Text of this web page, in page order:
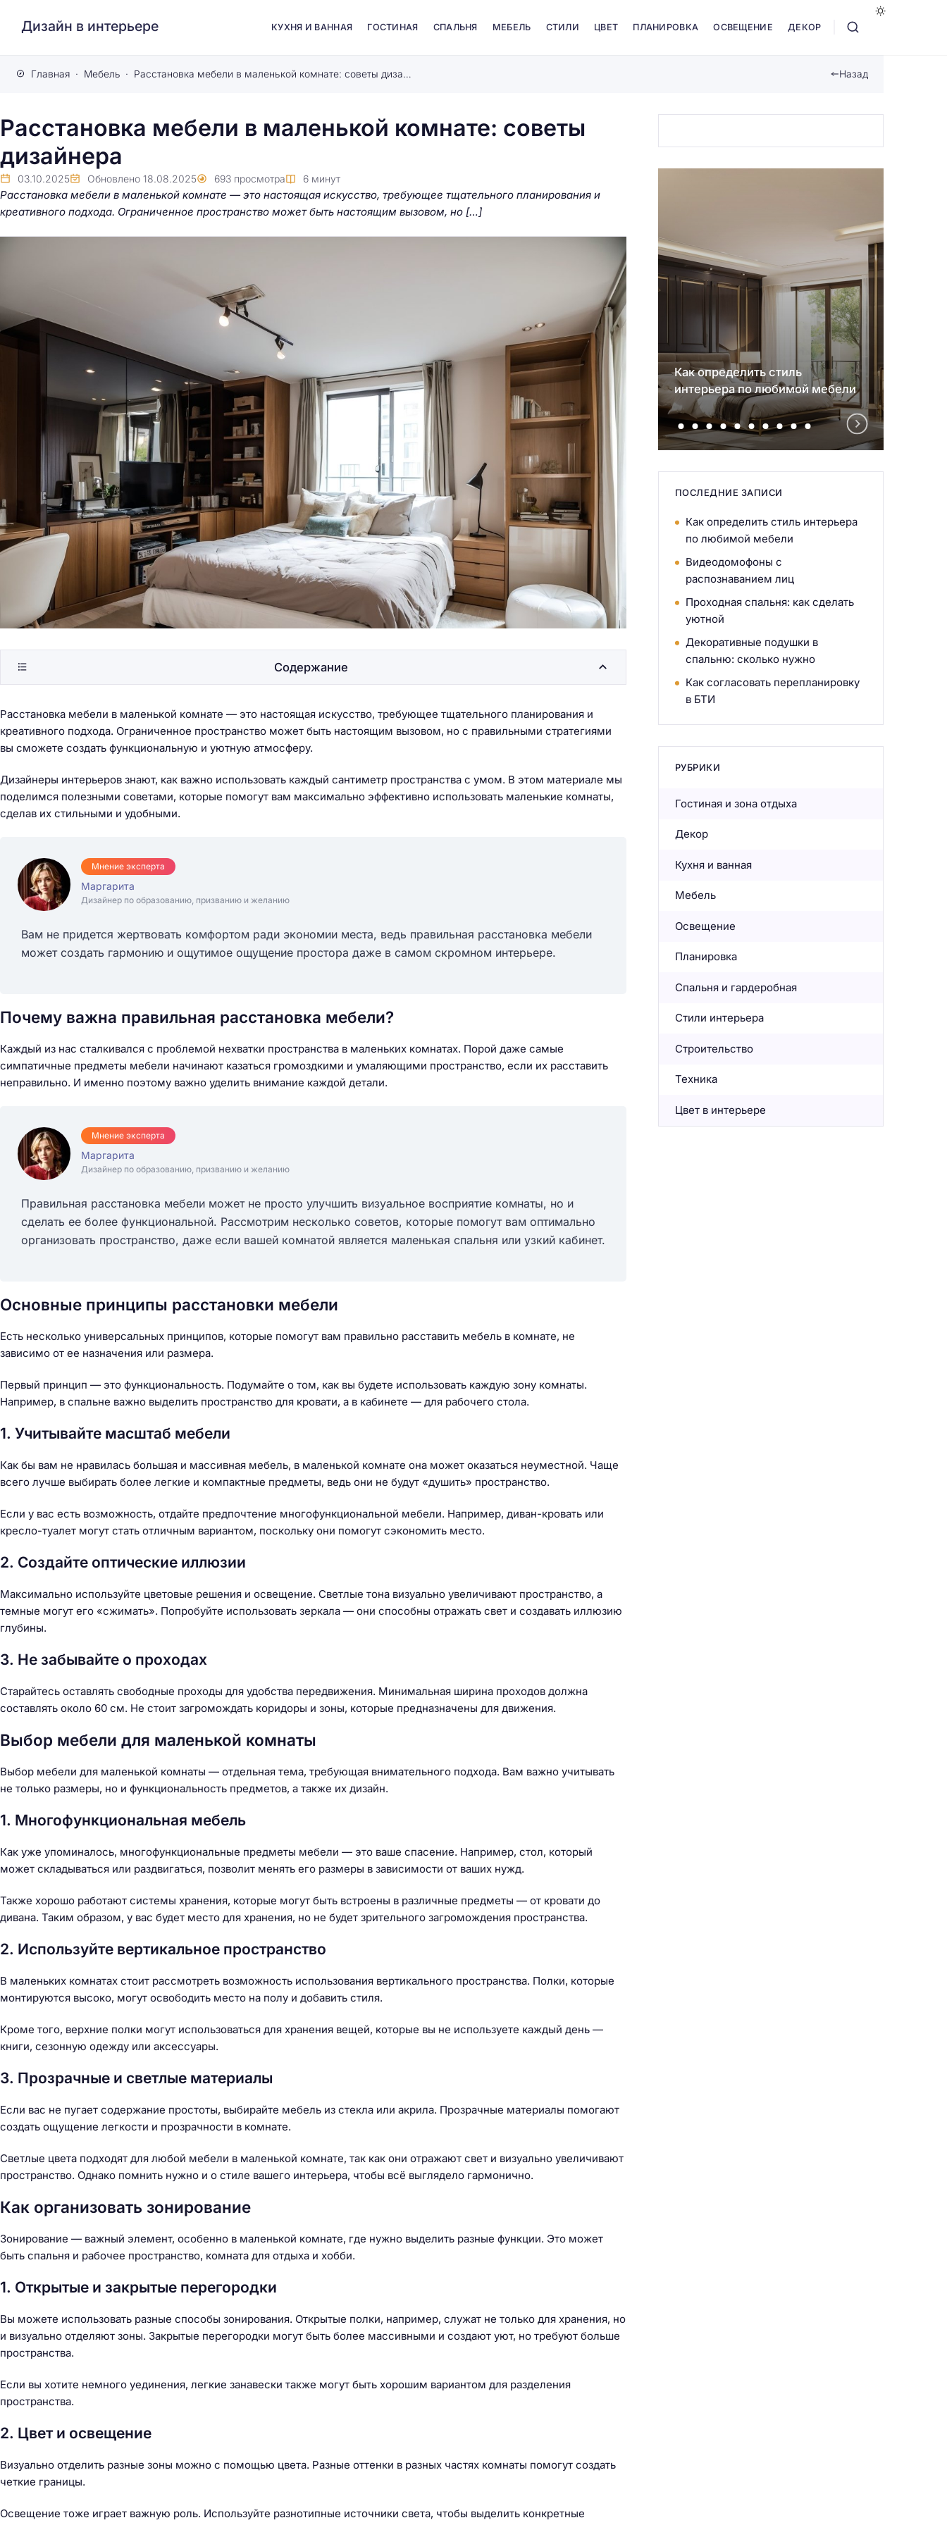
Дизайн в интерьере КУХНЯ И ВАННАЯ ГОСТИНАЯ СПАЛЬНЯ МЕБЕЛЬ СТИЛИ ЦВЕТ ПЛАНИРОВКА ОСВЕЩЕНИЕ ДЕКОР
Главная Мебель Расстановка мебели в маленькой комнате: советы дизайнера Назад
Расстановка мебели в маленькой комнате: советы
дизайнера
03.10.2025 Обновлено 18.08.2025 693 просмотра 6 минут
Расстановка мебели в маленькой комнате — это настоящая искусство, требующее тщательного планирования и
креативного подхода. Ограниченное пространство может быть настоящим вызовом, но […]
Расстановка мебели в маленькой комнате — это настоящая искусство, требующее тщательного планирования и
креативного подхода. Ограниченное пространство может быть настоящим вызовом, но с правильными стратегиями
вы сможете создать функциональную и уютную атмосферу.
Дизайнеры интерьеров знают, как важно использовать каждый сантиметр пространства с умом. В этом материале мы
поделимся полезными советами, которые помогут вам максимально эффективно использовать маленькие комнаты,
сделав их стильными и удобными.
Мнение эксперта
Маргарита
Дизайнер по образованию, призванию и желанию
Вам не придется жертвовать комфортом ради экономии места, ведь правильная расстановка мебели
может создать гармонию и ощутимое ощущение простора даже в самом скромном интерьере.
Почему важна правильная расстановка мебели?
Каждый из нас сталкивался с проблемой нехватки пространства в маленьких комнатах. Порой даже самые
симпатичные предметы мебели начинают казаться громоздкими и умаляющими пространство, если их расставить
неправильно. И именно поэтому важно уделить внимание каждой детали.
Мнение эксперта
Маргарита
Дизайнер по образованию, призванию и желанию
Правильная расстановка мебели может не просто улучшить визуальное восприятие комнаты, но и
сделать ее более функциональной. Рассмотрим несколько советов, которые помогут вам оптимально
организовать пространство, даже если вашей комнатой является маленькая спальня или узкий кабинет.
Основные принципы расстановки мебели
Есть несколько универсальных принципов, которые помогут вам правильно расставить мебель в комнате, не
зависимо от ее назначения или размера.
Первый принцип — это функциональность. Подумайте о том, как вы будете использовать каждую зону комнаты.
Например, в спальне важно выделить пространство для кровати, а в кабинете — для рабочего стола.
1. Учитывайте масштаб мебели
Как бы вам не нравилась большая и массивная мебель, в маленькой комнате она может оказаться неуместной. Чаще
всего лучше выбирать более легкие и компактные предметы, ведь они не будут «душить» пространство.
Если у вас есть возможность, отдайте предпочтение многофункциональной мебели. Например, диван-кровать или
кресло-туалет могут стать отличным вариантом, поскольку они помогут сэкономить место.
2. Создайте оптические иллюзии
Максимально используйте цветовые решения и освещение. Светлые тона визуально увеличивают пространство, а
темные могут его «сжимать». Попробуйте использовать зеркала — они способны отражать свет и создавать иллюзию
глубины.
3. Не забывайте о проходах
Старайтесь оставлять свободные проходы для удобства передвижения. Минимальная ширина проходов должна
составлять около 60 см. Не стоит загромождать коридоры и зоны, которые предназначены для движения.
Выбор мебели для маленькой комнаты
Выбор мебели для маленькой комнаты — отдельная тема, требующая внимательного подхода. Вам важно учитывать
не только размеры, но и функциональность предметов, а также их дизайн.
1. Многофункциональная мебель
Как уже упоминалось, многофункциональные предметы мебели — это ваше спасение. Например, стол, который
может складываться или раздвигаться, позволит менять его размеры в зависимости от ваших нужд.
Также хорошо работают системы хранения, которые могут быть встроены в различные предметы — от кровати до
дивана. Таким образом, у вас будет место для хранения, но не будет зрительного загромождения пространства.
2. Используйте вертикальное пространство
В маленьких комнатах стоит рассмотреть возможность использования вертикального пространства. Полки, которые
монтируются высоко, могут освободить место на полу и добавить стиля.
Кроме того, верхние полки могут использоваться для хранения вещей, которые вы не используете каждый день —
книги, сезонную одежду или аксессуары.
3. Прозрачные и светлые материалы
Если вас не пугает содержание простоты, выбирайте мебель из стекла или акрила. Прозрачные материалы помогают
создать ощущение легкости и прозрачности в комнате.
Светлые цвета подходят для любой мебели в маленькой комнате, так как они отражают свет и визуально увеличивают
пространство. Однако помнить нужно и о стиле вашего интерьера, чтобы всё выглядело гармонично.
Как организовать зонирование
Зонирование — важный элемент, особенно в маленькой комнате, где нужно выделить разные функции. Это может
быть спальня и рабочее пространство, комната для отдыха и хобби.
1. Открытые и закрытые перегородки
Вы можете использовать разные способы зонирования. Открытые полки, например, служат не только для хранения, но
и визуально отделяют зоны. Закрытые перегородки могут быть более массивными и создают уют, но требуют больше
пространства.
Если вы хотите немного уединения, легкие занавески также могут быть хорошим вариантом для разделения
пространства.
2. Цвет и освещение
Визуально отделить разные зоны можно с помощью цвета. Разные оттенки в разных частях комнаты помогут создать
четкие границы.
Освещение тоже играет важную роль. Используйте разнотипные источники света, чтобы выделить конкретные
Содержание
Гостиная: как выбрать цвет для
зоны отдыха
Зонирование маленькой
квартиры-студии без
капитальных перегородок
Как определить стиль
интерьера по любимой мебели
ПОСЛЕДНИЕ ЗАПИСИ
Как определить стиль интерьера
по любимой мебели
Видеодомофоны с
распознаванием лиц
Проходная спальня: как сделать
уютной
Декоративные подушки в
спальню: сколько нужно
Как согласовать перепланировку
в БТИ
РУБРИКИ
Гостиная и зона отдыха
Декор
Кухня и ванная
Мебель
Освещение
Планировка
Спальня и гардеробная
Стили интерьера
Строительство
Техника
Цвет в интерьере
т
и